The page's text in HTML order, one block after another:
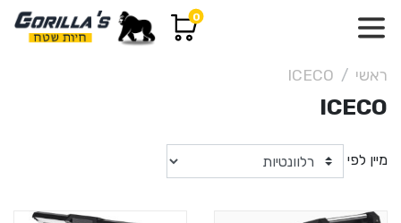
0
ראשי ICECO
ICECO
מיין לפי מבצע